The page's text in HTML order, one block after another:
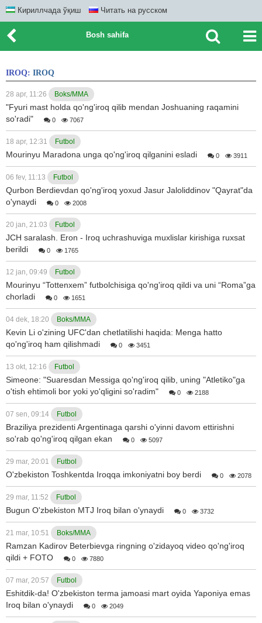
Кириллчада ўқиш Читать на русском
Bosh sahifa
IROQ: IROQ
28 apr, 11:26 Boks/MMA
"Fyuri mast holda qo'ng'iroq qilib mendan Joshuaning raqamini
so'radi"
0 7067
18 apr, 12:31 Futbol
Mourinyu Maradona unga qo'ng'iroq qilganini esladi 0 3911
06 fev, 11:13 Futbol
Qurbon Berdievdan qo'ng'iroq yoxud Jasur Jaloliddinov "Qayrat"da
o'ynaydi
0 2008
20 jan, 21:03 Futbol
JCH saralash. Eron - Iroq uchrashuviga muxlislar kirishiga ruxsat
berildi
0 1765
12 jan, 09:49 Futbol
Mourinyu “Tottenxem” futbolchisiga qo'ng'iroq qildi va uni “Roma”ga
chorladi
0 1651
04 dek, 18:20 Boks/MMA
Kevin Li o'zining UFC'dan chetlatilishi haqida: Menga hatto
qo'ng'iroq ham qilishmadi
0 3451
13 okt, 12:16 Futbol
Simeone: "Suaresdan Messiga qo'ng'iroq qilib, uning "Atletiko"ga
o'tish ehtimoli bor yoki yo'qligini so'radim"
0 2188
07 sen, 09:14 Futbol
Braziliya prezidenti Argentinaga qarshi o'yinni davom ettirishni
so'rab qo'ng'iroq qilgan ekan
0 5097
29 mar, 20:01 Futbol
O'zbekiston Toshkentda Iroqqa imkoniyatni boy berdi 0 2078
29 mar, 11:52 Futbol
Bugun O'zbekiston MTJ Iroq bilan o'ynaydi 0 3732
21 mar, 10:51 Boks/MMA
Ramzan Kadirov Beterbievga ringning o'zidayoq video qo'ng'iroq
qildi + FOTO
0 7880
07 mar, 20:57 Futbol
Eshitdik-da! O'zbekiston terma jamoasi mart oyida Yaponiya emas
Iroq bilan o'ynaydi
0 2049